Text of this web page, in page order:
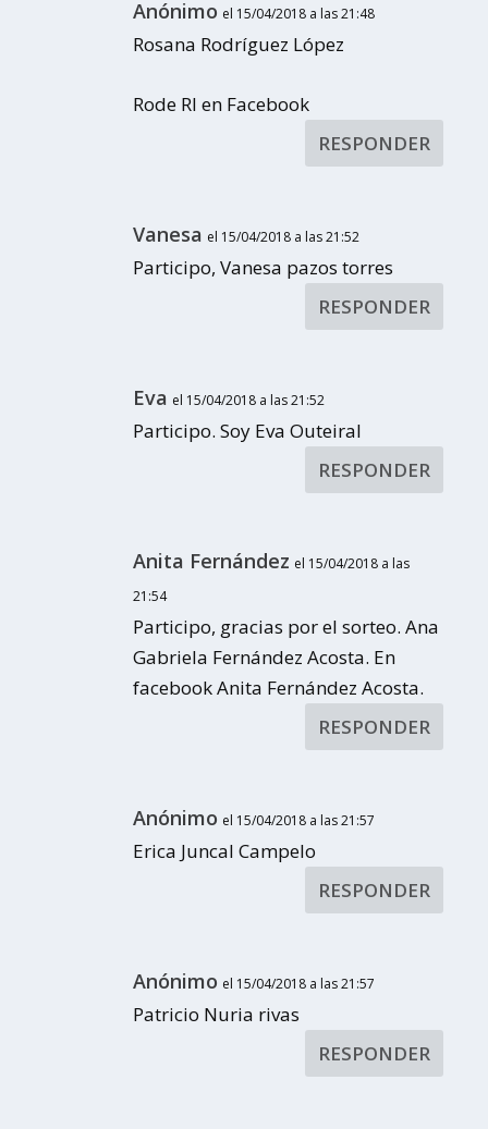
Anónimo el 15/04/2018 a las 21:48
Rosana Rodríguez López
Rode Rl en Facebook
RESPONDER
Vanesa el 15/04/2018 a las 21:52
Participo, Vanesa pazos torres
RESPONDER
Eva el 15/04/2018 a las 21:52
Participo. Soy Eva Outeiral
RESPONDER
Anita Fernández el 15/04/2018 a las
21:54
Participo, gracias por el sorteo. Ana
Gabriela Fernández Acosta. En
facebook Anita Fernández Acosta.
RESPONDER
Anónimo el 15/04/2018 a las 21:57
Erica Juncal Campelo
RESPONDER
Anónimo el 15/04/2018 a las 21:57
Patricio Nuria rivas
RESPONDER